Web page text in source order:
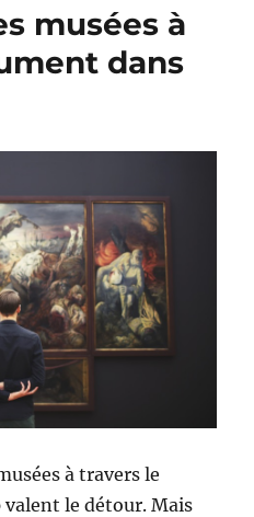
musées à
dans
à travers le
le détour. Mais